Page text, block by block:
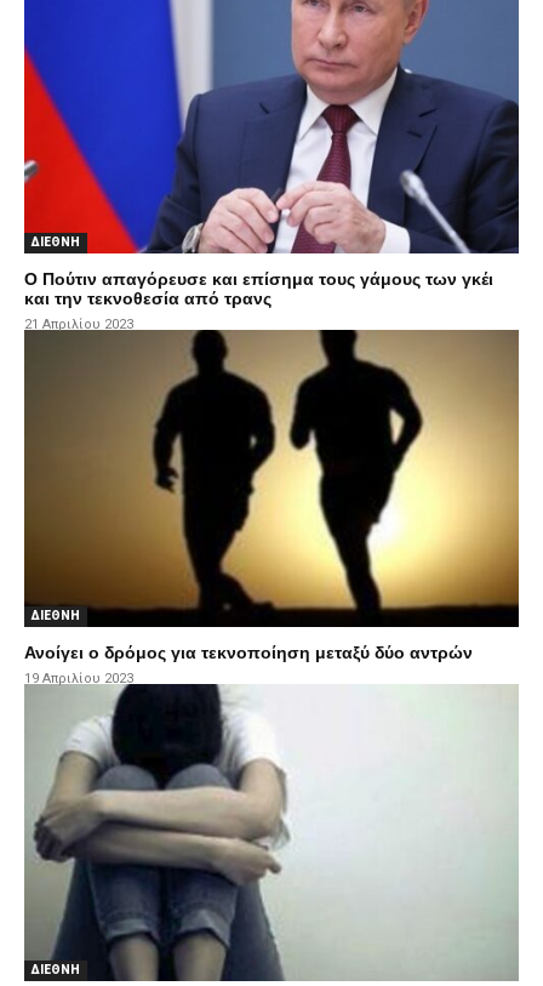
ΔΙΕΘΝΗ
Ο Πούτιν απαγόρευσε και επίσημα τους γάμους των γκέι
και την τεκνοθεσία από τρανς
21 Απριλίου 2023
ΔΙΕΘΝΗ
Ανοίγει ο δρόμος για τεκνοποίηση μεταξύ δύο αντρών
19 Απριλίου 2023
ΔΙΕΘΝΗ